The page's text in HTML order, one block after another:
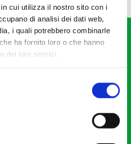
cui utilizza il nostro sito con i
di analisi dei dati web,
i quali potrebbero combinarle
ha fornito loro o che hanno
dei loro servizi.
Musicali